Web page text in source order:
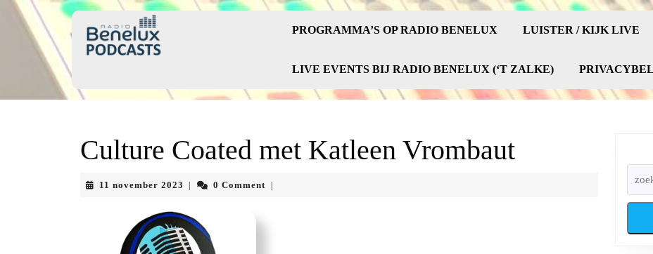
Skip
PROGRAMMA’S OP RADIO BENELUX LUISTER / KIJK LIVE
LIVE EVENTS BIJ RADIO BENELUX (‘T ZALKE)
Culture Coated met Katleen Vrombaut
11 november 2023 11
2023
0 Comment